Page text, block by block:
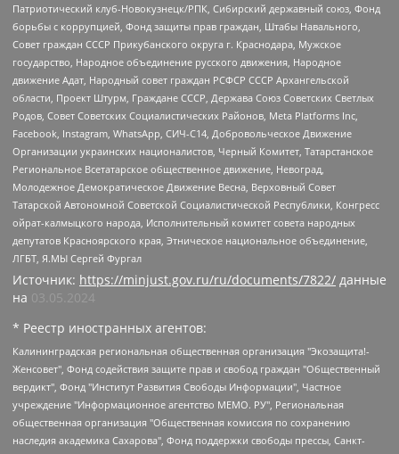
Патриотический клуб-Новокузнецк/РПК, Сибирский державный союз, Фонд
борьбы с коррупцией, Фонд защиты прав граждан, Штабы Навального,
Совет граждан СССР Прикубанского округа г. Краснодара, Мужское
государство, Народное объединение русского движения, Народное
движение Адат, Народный совет граждан РСФСР СССР Архангельской
области, Проект Штурм, Граждане СССР, Держава Союз Советских Светлых
Родов, Совет Советских Социалистических Районов, Meta Platforms Inc,
Facebook, Instagram, WhatsApp, СИЧ-С14, Добровольческое Движение
Организации украинских националистов, Черный Комитет, Татарстанское
Региональное Всетатарское общественное движение, Невоград,
Молодежное Демократическое Движение Весна, Верховный Совет
Татарской Автономной Советской Социалистической Республики, Конгресс
ойрат-калмыцкого народа, Исполнительный комитет совета народных
депутатов Красноярского края, Этническое национальное объединение,
ЛГБТ, Я.МЫ Сергей Фургал
Источник: https://minjust.gov.ru/ru/documents/7822/ данные
на 03.05.2024
* Реестр иностранных агентов:
Калининградская региональная общественная организация "Экозащита!-Женсовет", Фонд содействия защите прав и свобод граждан "Общественный вердикт", Фонд "Институт Развития Свободы Информации", Частное учреждение "Информационное агентство МЕМО. РУ", Региональная общественная организация "Общественная комиссия по сохранению наследия академика Сахарова", Фонд поддержки свободы прессы, Санкт-Петербургская общественная правозащитная организация "Гражданский контроль", Межрегиональная общественная организация "Информационно-просветительский центр "Мемориал", Региональный Фонд "Центр Защиты Прав Средств Массовой Информации", с 05.12.2023 Фонд "Центр Защиты Прав Средств массовой информации", Региональная общественная благотворительная организация помощи беженцам и мигрантам "Гражданское содействие", Негосударственное образовательное учреждение дополнительного профессионального образования (повышение квалификации) специалистов "АКАДЕМИЯ ПО ПРАВАМ ЧЕЛОВЕКА", Свердловская региональная общественная организация "Сутяжник", Автономная некоммерческая организация "Центр независимых социологических исследований", Союз общественных объединений "Российский исследовательский центр по правам человека", Региональное общественное учреждение научно-информационный центр "МЕМОРИАЛ", Некоммерческая организация "Фонд защиты гласности", Автономная некоммерческая организация "Институт прав человека", Городская общественная организация "Екатеринбургское общество "МЕМОРИАЛ", Городская общественная организация "Рязанское историко-просветительское и правозащитное общество "Мемориал" (Рязанский Мемориал), Челябинский региональный орган общественной самодеятельности – женское общественное объединение "Женщины Евразии", Челябинский региональный орган общественной самодеятельности "Уральская правозащитная группа", Фонд содействия защите здоровья и социальной справедливости имени Андрея Рылькова, Автономная Некоммерческая Организация "Аналитический Центр Юрия Левады", Автономная некоммерческая организация социальной поддержки населения "Проект Апрель", Региональная общественная организация помощи женщинам и детям, находящимся в кризисной ситуации "Информационно-методический центр "Анна", Фонд содействия развитию массовых коммуникаций и правовому просвещению "Так-так-Так", Фонд содействия устойчивому развитию "Серебряная тайга", Свердловский региональный общественный фонд социальных проектов "Новое время", "Idel.Реалии", Кавказ.Реалии, Крым.Реалии, Телеканал Настоящее Время, Татаро-башкирская служба Радио Свобода (Azatliq Radiosi), Радио Свободная Европа/Радио Свобода (PCE/PC), "Сибирь.Реалии", "Фактограф", Благотворительный фонд помощи осужденным и их семьям, Автономная некоммерческая организация "Институт глобализации и социальных движений", Фонд "В защиту прав заключенных", Частное учреждение "Центр поддержки и содействия развитию средств массовой информации", Пензенский региональный общественный благотворительный фонд "Гражданский союз", "Север.Реалии", Некоммерческая организация Фонд "Правовая инициатива", Общество с ограниченной ответственностью "Радио Свободная Европа/Радио Свобода", Чешское информационное агентство "MEDIUM-ORIENT", Красноярская региональная общественная организация "Мы против СПИДа", Камалягин Денис Николаевич, Маркелов Сергей Евгеньевич, Пономарев Лев Александрович, Савицкая Людмила Алексеевна, Автономная некоммерческая организация "Центр по работе с проблемой насилия "НАСИЛИЮ.НЕТ", Межрегиональный профессиональный союз работников здравоохранения "Альянс врачей", Юридическое лицо, зарегистрированное в Латвийской Республике, SIA "Medusa Project" (регистрационный номер 40103797863, дата регистрации 10.06.2014), Некоммерческая организация "Фонд по борьбе с коррупцией", Автономная некоммерческая организация "Институт права и публичной политики", Баданин Роман Сергеевич, Гликин Максим Александрович, Железнова Мария Михайловна, Лукьянова Юлия Сергеевна, Маетная Елизавета Витальевна, Маняхин Петр Борисович, Чуракова Ольга Владимировна, Ярош Юлия Петровна, Юридическое лицо "The Insider SIA", зарегистрированное в Риге, Латвийская Республика (дата регистрации 26.06.2015), являющееся администратором доменного имени интернет-издания "The Insider SIA", https://theins.ru, Постернак Алексей Евгеньевич, Рубин Михаил Аркадьевич, Анин Роман Александрович, Юридическое лицо Istories fonds, зарегистрированное в Латвийской Республике (регистрационный номер 50008295751, дата регистрации 24.02.2020), Великовский Дмитрий Александрович, Долинина Ирина Николаевна, Мароховская Алеся Алексеевна, Шлейнов Роман Юрьевич, Шмагун Олеся Валентиновна, Общество с ограниченной ответственностью "Альтаир 2021", Общество с ограниченной ответственностью "Вега 2021", Общество с ограниченной ответственностью "Главный редактор 2021", Общество с ограниченной ответственностью "Ромашки монолит", Важенков Артем Валерьевич, Ивановская областная общественная организация "Центр гендерных исследований", Гурман Юрий Альбертович, Медиапроект "ОВД-Инфо", Егоров Владимир Владимирович, Жилинский Владимир Александрович, Общество с ограниченной ответственностью "ЗП", Иванова София Юрьевна, Карезина Инна Павловна, Кильтау Екатерина Викторовна, Петров Алексей Викторович, Пискунов Сергей Евгеньевич, Смирнов Сергей Сергеевич, Тихонов Михаил Сергеевич, Общество с ограниченной ответственностью "ЖУРНАЛИСТ-ИНОСТРАННЫЙ АГЕНТ", Арапова Галина Юрьевна, Вольтская Татьяна Анатольевна, Американская компания "Mason G.E.S. Anonymous Foundation" (США), являющаяся владельцем интернет-издания https://mnews.world/, Компания "Stichting Bellingcat", зарегистрированная в Нидерландах (дата регистрации 11.07.2018), Захаров Андрей Вячеславович, Клепиковская Екатерина Дмитриевна, Общество с ограниченной ответственностью "МЕМО", Перл Роман Александрович, Симонов Евгений Алексеевич, Соловьева Елена Анатольевна, Сотников Даниил Владимирович, Сурначева Елизавета Дмитриевна, Автономная некоммерческая организация по защите прав человека и информированию населения "Якутия – Наше Мнение", Общество с ограниченной ответственностью "Москоу диджитал медиа", с 26.01.2023 Общество с ограниченной ответственностью "Чайка Белые сады", Ветошкина Валерия Валерьевна, Заговора Максим Александрович, Межрегиональное общественное движение "Российская ЛГБТ - сеть", Оленичев Максим Владимирович, Павлов Иван Юрьевич, Скворцова Елена Сергеевна, Общество с ограниченной ответственностью "Как бы инагент", Кочетков Игорь Викторович, Общество с ограниченной ответственностью "Честные выборы", Еланчик Олег Александрович, Общество с ограниченной ответственностью "Нобелевский призыв", Гималова Регина Эмилевна, Григорьев Андрей Валерьевич, Григорьева Алина Александровна, Ассоциация по содействию защите прав призывников, альтернативнослужащих и военнослужащих "Правозащитная группа "Гражданин.Армия.Право", Хисамова Регина Фаритовна, Автономная некоммерческая организация по реализации социально-правовых программ "Лилит", Дальневосточное общественное движение "Маяк", Санкт-Петербургская ЛГБТ-инициативная группа "Выход", Инициативная группа ЛГБТ+ "Реверс", Алексеев Андрей Викторович, Бекбулатова Таисия Львовна, Беляев Иван Михайлович, Владыкина Елена Сергеевна, Гельман Марат Александрович, Никульшина Вероника Юрьевна, Толоконникова Надежда Андреевна, Шендерович Виктор Анатольевич, Общество с ограниченной ответственностью "Данное сообщение", Общество с ограниченной ответственностью Издательский дом "Новая глава", Айнбиндер Александра Александровна, Московский комьюнити-центр для ЛГБТ+инициатив, Благотворительный фонд развития филантропии, Deutsche Welle (Германия, Kurt-Schumacher-Strasse 3, 53113 Bonn), Борзунова Мария Михайловна, Воробьев Виктор Викторович, Голубева Анна Львовна, Константинова Алла Михайловна, Малкова Ирина Владимировна, Мурадов Мурад Абдулгалимович, Осетинская Елизавета Николаевна, Понасенков Евгений Николаевич, Ганапольский Матвей Юрьевич, Киселев Евгений Алексеевич, Борухович Ирина Григорьевна, Дремин Иван Тимофеевич, Дубровский Дмитрий Викторович, Красноярская региональная общественная организация поддержки и развития альтернативных образовательных технологий и межкультурных коммуникаций "ИНТЕРРА", Маяковская Екатерина Алексеевна, Фейгин Марк Захарович, Филимонов Андрей Викторович, Дзугкоева Регина Николаевна, Доброхотов Роман Александрович, Дудь Юрий Александрович, Елкин Сергей Владимирович, Кругликов Кирилл Игоревич, Сабунаева Мария Леонидовна, Семенов Алексей Владимирович, Шаинян Карен Багратович, Шульман Екатерина Михайловна, Асафьев Артур Валерьевич, Вахштайн Виктор Семенович, Венедиктов Алексей Алексеевич, Лушникова Екатерина Евгеньевна, Волков Леонид Михайлович, Невзоров Александр Глебович, Пархоменко Сергей Борисович, Сироткин Ярослав Николаевич, Кара-Мурза Владимир Владимирович, Баранова Наталья Владимировна, Гозман Леонид Яковлевич, Кагарлицкий Борис Юльевич, Климарев Михаил Валерьевич, Милов Владимир Станиславович, Автономная некоммерческая организация Краснодарский центр современного искусства "Типография", Моргенштерн Алишер Тагирович, Соболь Любовь Эдуардовна, Общество с ограниченной ответственностью "ЛИЗА НОРМ", Каспаров Гарри Кимович, Ходорковский Михаил Борисович, Общество с ограниченной ответственностью "Апрельские тезисы", Данилович Ирина Брониславовна, Кашин Олег Владимирович, Петров Николай Владимирович, Пивоваров Алексей Владимирович, Соколов Михаил Владимирович, Цветкова Юлия Владимировна, Чичваркин Евгений Александрович, Комитет против пыток/Команда против пыток, Общество с ограниченной ответственностью "Первый научный", Общество с ограниченной ответственностью "Вертолет и ко", Белоцерковская Вероника Борисовна, Кац Максим Евгеньевич, Лазарева Татьяна Юрьевна, Шаведдинов Руслан Табризович, Яшин Илья Валерьевич, Общество с ограниченной ответственностью "Иноагент ААВ", Алешковский Дмитрий Петрович, Альбац Евгения Марковна, Быков Дмитрий Львович, Галямина Юлия Евгеньевна, Лойко Сергей Леонидович, Мартынов Кирилл Константинович, Медведев Сергей Александрович, Крашенинников Федор Геннадиевич, Гордеева Катерина Вл